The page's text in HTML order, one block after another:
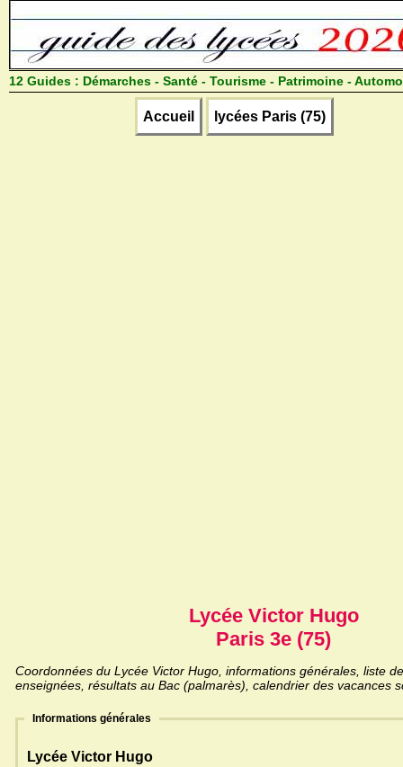
12 Guides : Démarches - Santé - Tourisme - Patrimoine -
Accueil lycées Paris (75)
Lycée Victor Hugo
Paris 3e (75)
Coordonnées du Lycée Victor Hugo, informations générales, liste
enseignées, résultats au Bac (palmarès), calendrier des vacances
Informations générales
Lycée Victor Hugo